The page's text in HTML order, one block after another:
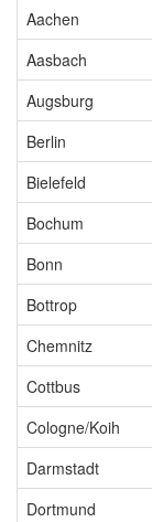
Aachen
Aasbach
Augsburg
Berlin
Bielefeld
Bochum
Bonn
Bottrop
Chemnitz
Cottbus
Cologne/Koih
Darmstadt
Dortmund